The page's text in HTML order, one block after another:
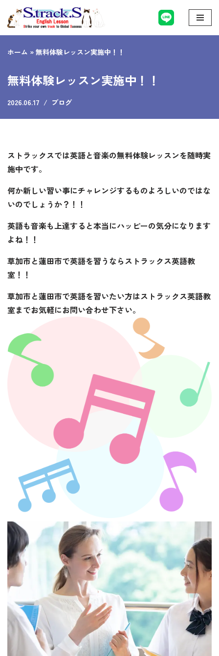
コ
テ
ツ
プ
ホーム » 無料体験レッスン実施中！！
無料体験レッスン実施中！！
2026.06.17 ブログ
ストラックスでは英語と音楽の無料体験レッスンを随時実
施中です。
何か新しい習い事にチャレンジするものよろしいのではな
いのでしょうか？！！
英語も音楽も上達すると本当にハッピーの気分になります
よね！！
草加市と蓮田市で英語を習うならストラックス英語教
室！！
草加市と蓮田市で英語を習いたい方はストラックス英語教
室までお気軽にお問い合わせ下さい。